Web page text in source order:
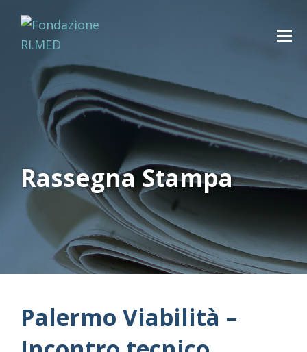
Rassegna Stampa
Palermo Viabilità –